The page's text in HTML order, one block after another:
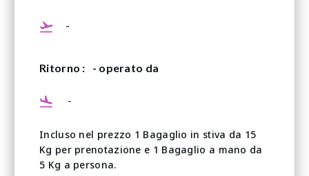
-
Ritorno : - operato da
-
Incluso nel prezzo 1 Bagaglio in stiva da 15
Kg per prenotazione e 1 Bagaglio a mano da
5 Kg a persona.